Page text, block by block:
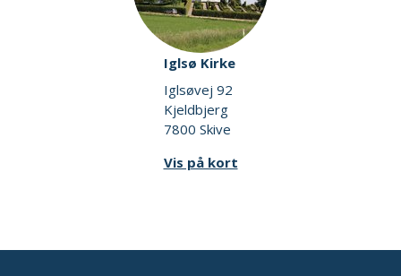
Iglsø Kirke
Iglsøvej 92
Kjeldbjerg
7800 Skive
Vis på kort